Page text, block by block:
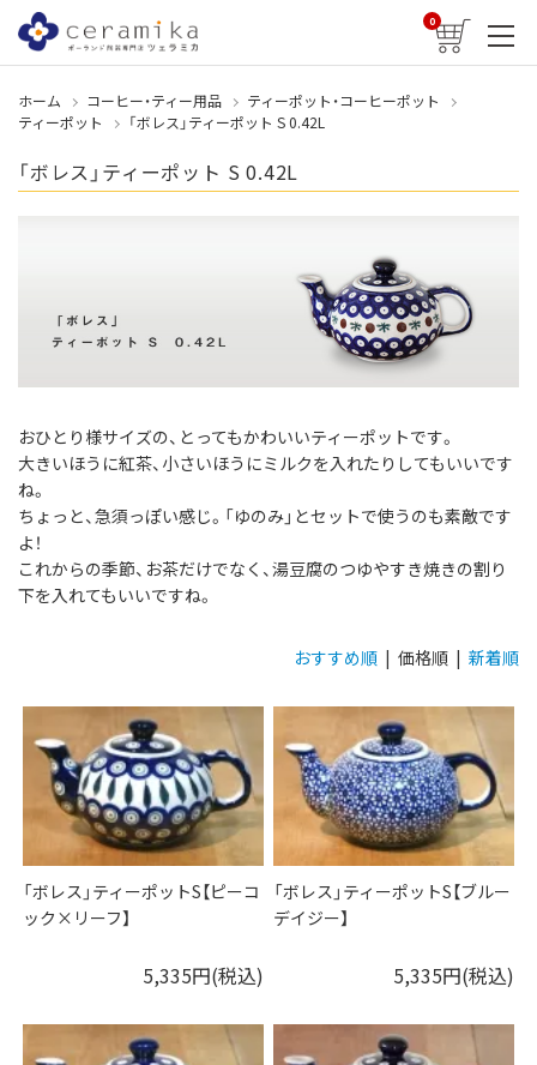
0
ホーム コーヒー・ティー用品
ティーポット・コーヒーポット
ティーポット
「ボレス」ティーポット S 0.42L
「ボレス」ティーポット S 0.42L
おひとり様サイズの、とってもかわいいティーポットです。
大きいほうに紅茶、小さいほうにミルクを入れたりしてもいいです
ね。
ちょっと、急須っぽい感じ。「ゆのみ」とセットで使うのも素敵です
よ！
これからの季節、お茶だけでなく、湯豆腐のつゆやすき焼きの割り
下を入れてもいいですね。
おすすめ順 | 価格順 | 新着順
「ボレス」ティーポットS【ピーコ
ック×リーフ】
5,335円(税込)
「ボレス」ティーポットS【ブルー
デイジー】
5,335円(税込)